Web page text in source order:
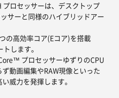
ロセッサーは、デスクトップ
サーと同様のハイブリッドアー
の高効率コア(Eコア)を搭載
します。
プロセッサーゆずりのCPU
動画編集やRAW現像といった
威力を発揮します。